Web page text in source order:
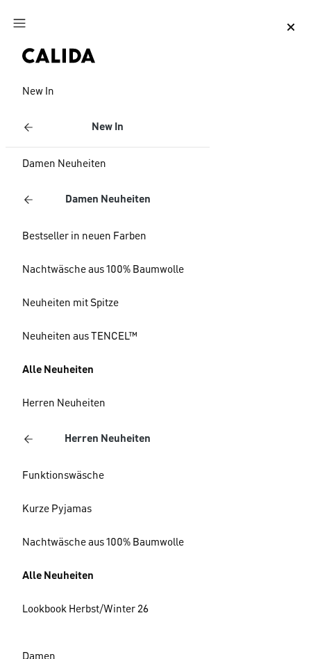
Zum Hauptinhalt springen
New In
New In
Damen Neuheiten
Damen Neuheiten
Bestseller in neuen Farben
Nachtwäsche aus 100% Baumwolle
Neuheiten mit Spitze
Neuheiten aus TENCEL™
Alle Neuheiten
Herren Neuheiten
Herren Neuheiten
Funktionswäsche
Kurze Pyjamas
Nachtwäsche aus 100% Baumwolle
Alle Neuheiten
Lookbook Herbst/Winter 26